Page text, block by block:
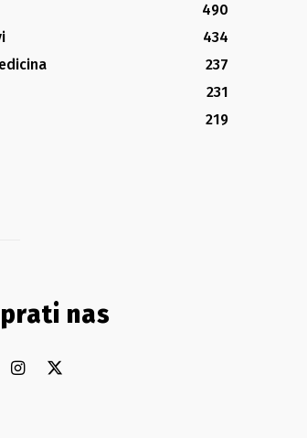
490
434
237
231
219
nas